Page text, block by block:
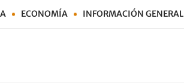
ECONOMÍA INFORMACIÓN GENERAL